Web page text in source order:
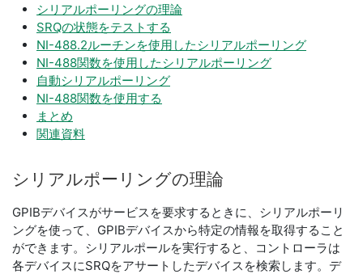
シリアルポーリングの理論
SRQの状態をテストする
NI-488.2ルーチンを使用したシリアルポーリング
NI-488関数を使用したシリアルポーリング
自動シリアルポーリング
NI-488関数を使用する
まとめ
関連資料
シリアルポーリングの理論
GPIBデバイスがサービスを要求するときに、シリアルポーリ
ングを使って、GPIBデバイスから特定の情報を取得すること
ができます。シリアルポールを実行すると、コントローラは
各デバイスにSRQをアサートしたデバイスを検索します。デ